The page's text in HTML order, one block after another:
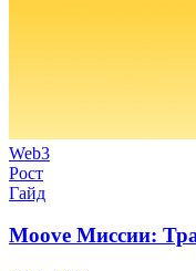
Web3
Рост
Гайд
Moove Миссии: